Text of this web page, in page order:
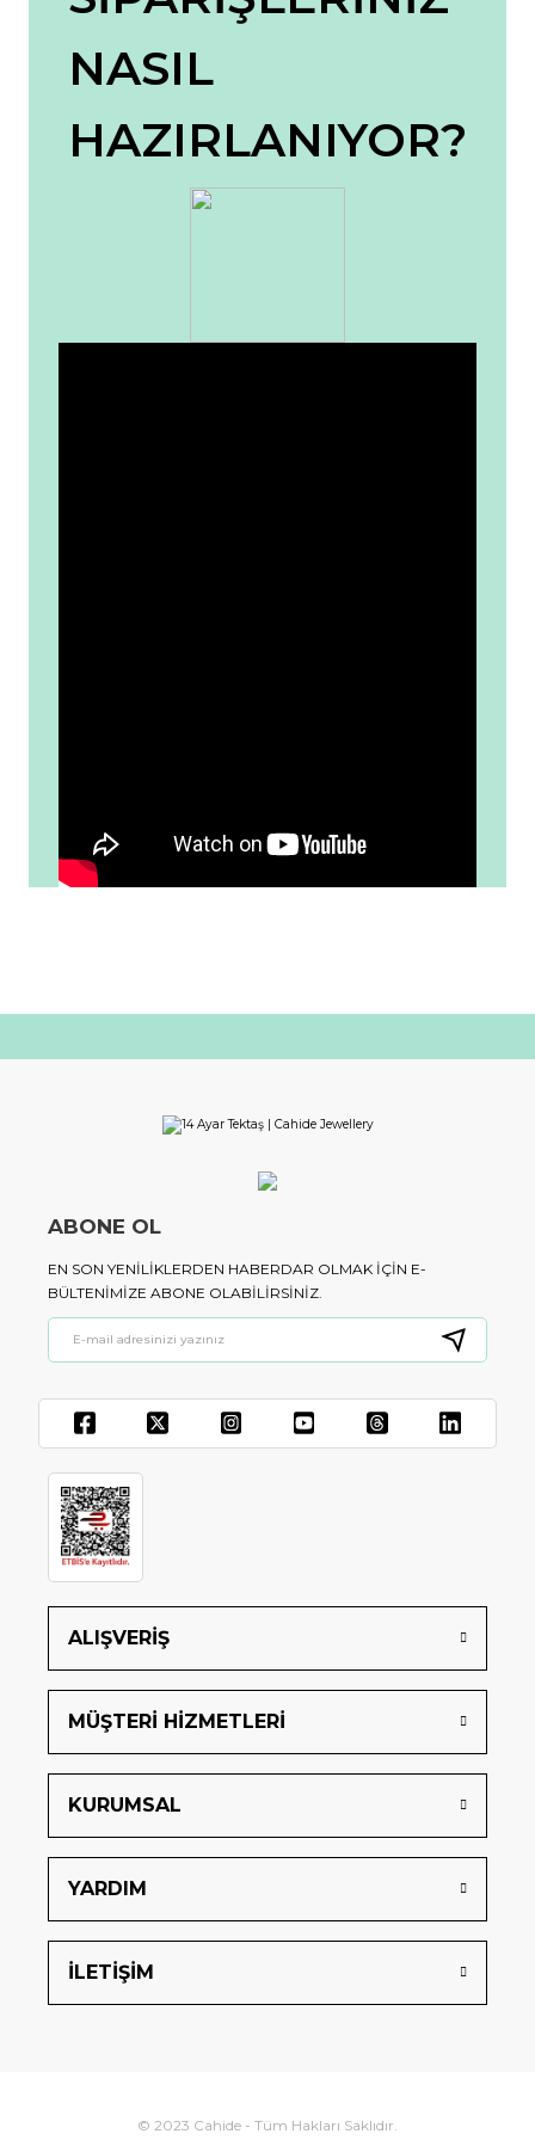
Ürün açıklamasında eksik bilgiler bulunuyor.
Ürün fiyatı diğer sitelerden daha pahalı.
Gönder
NASIL
HAZIRLANIYOR?
ALIŞVERİŞ
MÜŞTERİ HİZMETLERİ
KURUMSAL
YARDIM
İLETİŞİM
ABONE OL
EN SON YENILIKLERDEN HABERDAR OLMAK IÇIN E-
BÜLTENIMIZE ABONE OLABILIRSINIZ.
© 2023 Cahide - Tüm Hakları Saklıdır.